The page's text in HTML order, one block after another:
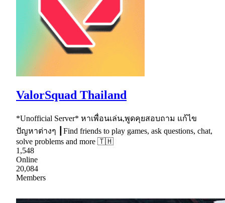
ValorSquad Thailand
*Unofficial Server* หาเพื่อนเล่น,พูดคุยสอบถาม แก้ไข
ปัญหาต่างๆ ┃Find friends to play games, ask questions, chat,
solve problems and more 🇹🇭
1,548
Online
20,084
Members